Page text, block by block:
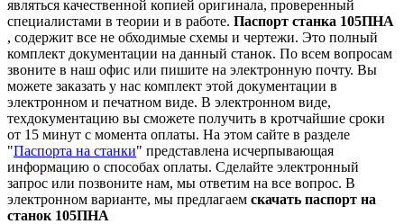
являться качественной копией оригинала, проверенный
специалистами в теории и в работе. Паспорт станка 105ПНА
, содержит все не обходимые схемы и чертежи. Это полный
комплект документации на данный станок. По всем вопросам
звоните в наш офис или пишите на электронную почту. Вы
можете заказать у нас комплект этой документации в
электронном и печатном виде. В электронном виде,
техдокументацию вы сможете получить в кротчайшие сроки
от 15 минут с момента оплаты. На этом сайте в разделе
"Паспорта на станки" представлена исчерпывающая
информацию о способах оплаты. Cделайте электронный
запрос или позвоните нам, мы ответим на все вопрос. В
электронном варианте, мы предлагаем скачать паспорт на
станок 105ПНА